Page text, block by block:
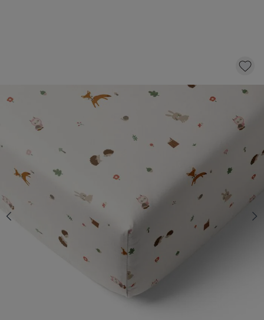
DRAP-HOUSSE LIT 80 X 160 CM
«WOODLAND» | BLANC CASSÉ
Épuisé
M'informer de la disponibilité
Temporairement indisponible
Le délai de livraison prévu est inconnu
Paiement sécurisé et flexible